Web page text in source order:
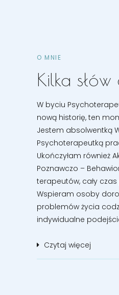
O MNIE
Kilka
W byciu
nową historię, ten
Jestem absolwentką
Psychoterapeutką
Ukończyłam również
Poznawczo –
terapeutów, cały
Wspieram osoby
problemów życia
indywidualne
Czytaj więcej